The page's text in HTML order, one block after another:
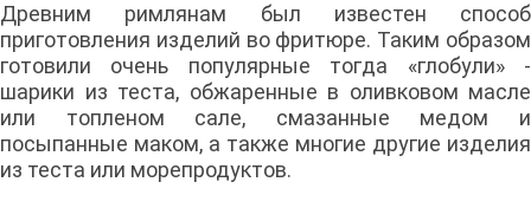
Древним римлянам был известен способ
приготовления изделий во фритюре. Таким образом
готовили очень популярные тогда «глобули» -
шарики из теста, обжаренные в оливковом масле
или топленом сале, смазанные медом и
посыпанные маком, а также многие другие изделия
из теста или морепродуктов.